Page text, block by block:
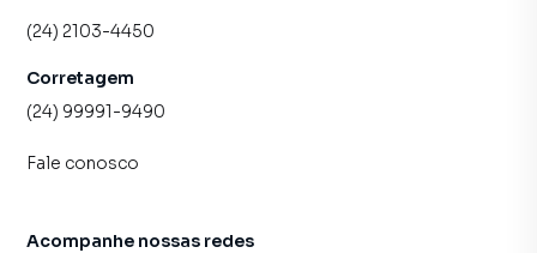
(24) 2103-4450
Corretagem
(24) 99991-9490
Fale conosco
Acompanhe nossas redes